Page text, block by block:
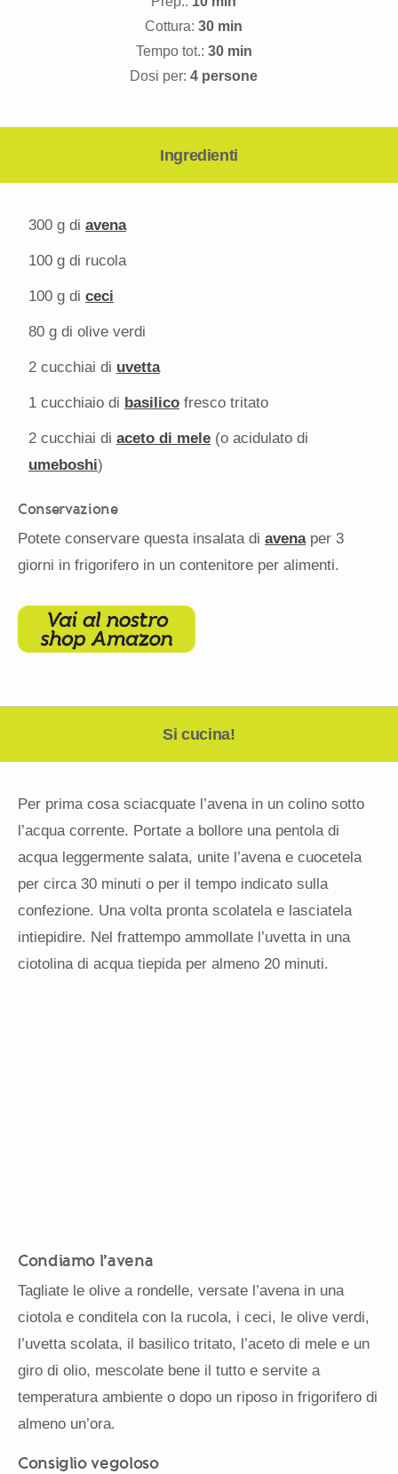
Cottura: 30 min
Tempo tot.: 30 min
Dosi per: 4 persone
Ingredienti
300 g di avena
100 g di rucola
100 g di ceci
80 g di olive verdi
2 cucchiai di uvetta
1 cucchiaio di basilico fresco tritato
2 cucchiai di aceto di mele (o acidulato di
umeboshi)
Conservazione
Potete conservare questa insalata di avenaper 3
giorni in frigorifero in un contenitore per alimenti.
Si cucina!
Per prima cosa sciacquate l’avena in un colino sotto
l’acqua corrente. Portate a bollore una pentola di
acqua leggermente salata, unite l’avena e cuocetela
per circa 30 minuti o per il tempo indicato sulla
confezione. Una volta pronta scolatela e lasciatela
intiepidire. Nel frattempo ammollate l’uvetta in una
ciotolina di acqua tiepida per almeno 20 minuti.
Condiamo l’avena
Tagliate le olive a rondelle, versate l’avena in una
ciotola e conditela con la rucola, i ceci, le olive verdi,
l’uvetta scolata, il basilico tritato, l’aceto di mele e un
giro di olio, mescolate bene il tutto e servite a
temperatura ambiente o dopo un riposo in frigorifero di
almeno un’ora.
Consiglio vegoloso